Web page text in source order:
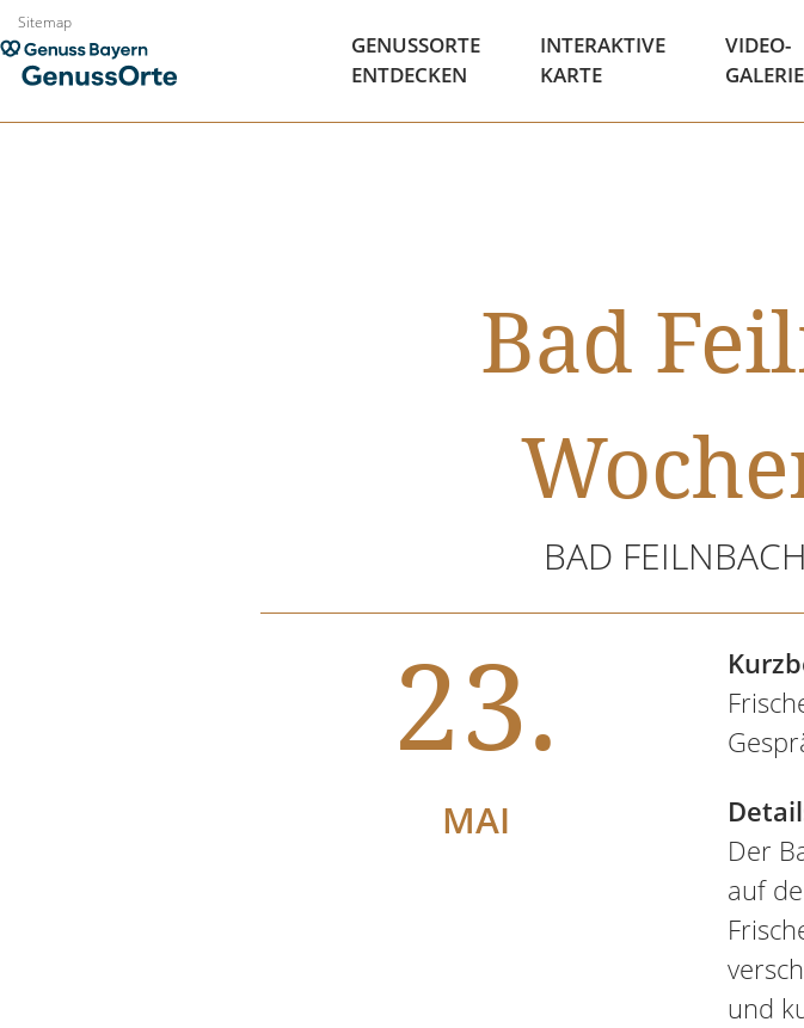
Zum
Inhalt
springen
Sitemap
GENUSSORTE
ENTDECKEN
INTERAKTIVE
KARTE
VIDEO-
GALERIE
Bad
BAD
23.
MAI
Der
auf
und